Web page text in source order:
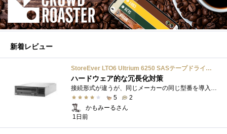
新着レビュー
StoreEver LTO6 Ultrium 6250 SASテープドライブ(内蔵型)
ハードウェア的な冗長化対策
5
2
かもみーるさん
1日前